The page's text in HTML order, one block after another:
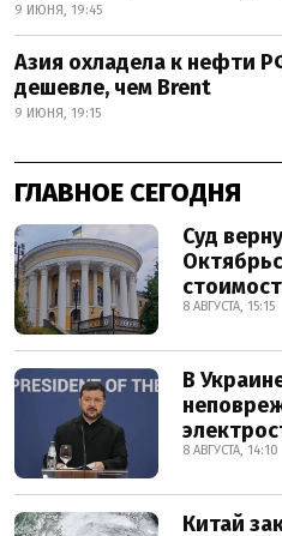
9 ИЮНЯ, 19:45
Азия охладела к нефти
дешевле, чем Brent
9 ИЮНЯ, 19:15
ГЛАВНОЕ СЕГОДНЯ
Суд
8 АВГУСТА, 15:15
В
8 АВГУСТА, 14:10
Китай